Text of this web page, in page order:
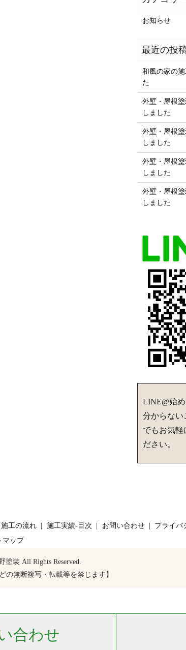
お知らせ
和風の家の
た
外壁・屋根
しました
外壁・屋根
しました
外壁・屋根
しました
外壁・屋根
しました
LINE@始め
分からない
でもお気軽
ださい。
合わせ
施工の流れ 施工実績-目次 お問い合わせ
プライバ
マップ
装 All Rights Reserved.
の無断複写・転載等を禁じます】